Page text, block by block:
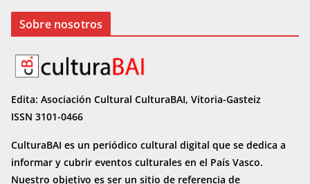
Sobre nosotros
Edita: Asociación Cultural CulturaBAI, Vitoria-Gasteiz
ISSN 3101-0466
CulturaBAI es un periódico cultural digital que se dedica a
informar y cubrir eventos culturales en el País Vasco.
Nuestro objetivo es ser un sitio de referencia de